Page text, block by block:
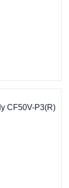
CF50V-P3(R)